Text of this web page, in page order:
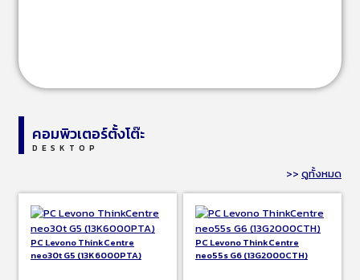
คอมพิวเตอร์ตั้งโต๊ะ
DESKTOP
>> ดูทั้งหมด
PC Levono ThinkCentre
neo30t G5 (13K6000PTA)
PC Levono ThinkCentre
neo55s G6 (13G2000CTH)